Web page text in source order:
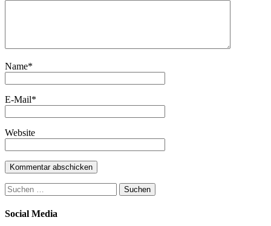
Name*
E-Mail*
Website
Suchen
nach:
Social Media